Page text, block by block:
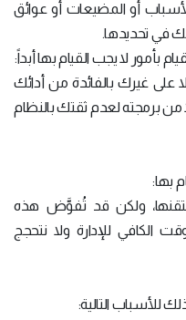
أو المضيعات أو عوائق
في تحديدها.
على غيرك بالفائدة من أدائك
من برمجته لعدم ثقتك بالنظام
نتقنها، ولكن قد تُفوَّض هذه
الكافي للإدارة ولا نتحجج